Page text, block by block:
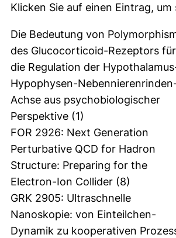
Klicken Sie auf einen Eintrag,
Die Bedeutung von
des Glucocorticoid-Rezeptors für
die Regulation der
Hypophysen-
Achse aus psychobiologischer
Perspektive (1)
FOR 2926: Next Generation
Perturbative QCD for Hadron
Structure: Preparing for the
Electron-Ion Collider (8)
GRK 2905: Ultraschnelle
Nanoskopie: von Einteilchen-
Dynamik zu kooperativen